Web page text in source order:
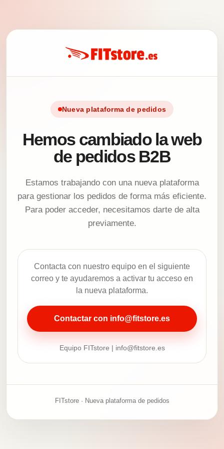
Nueva plataforma de pedidos
Hemos cambiado la web
de pedidos B2B
Estamos trabajando con una nueva plataforma
para gestionar los pedidos de forma más eficiente.
Para poder acceder, necesitamos darte de alta
previamente.
Contacta con nuestro equipo en el siguiente
correo y te ayudaremos a activar tu acceso en
la nueva plataforma.
Contactar con info@fitstore.es
Equipo FITstore | info@fitstore.es
FITstore · Nueva plataforma de pedidos